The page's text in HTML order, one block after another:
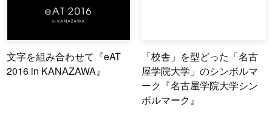
文字を組み合わせて『eAT
2016 in KANAZAWA』
「校舎」を型どった「名古
屋学院大学」のシンボルマ
ーク『名古屋学院大学シン
ボルマーク』